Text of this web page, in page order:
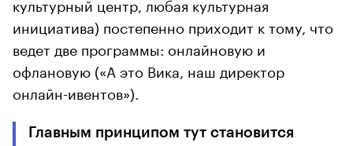
инициатива) постепенно приходит к тому, что
ведет две программы: онлайновую и
офлановую («А это Вика, наш директор
онлайн-ивентов»).
Главным принципом тут становится